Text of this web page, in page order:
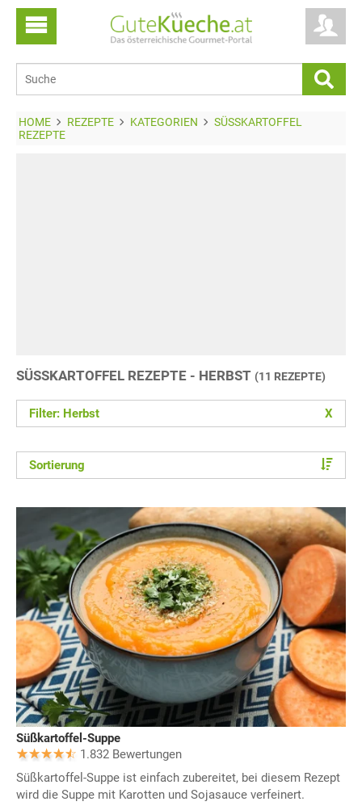
HOME REZEPTE KATEGORIEN
SÜSSKARTOFFEL R
EZEPTE
SÜSSKARTOFFEL REZEPTE - HERBST (11 REZEPTE)
Filter: Herbst X
Sortierung
Süßkartoffel-Suppe
1.832 Bewertungen
Süßkartoffel-Suppe ist einfach zubereitet, bei diesem Rezept
wird die Suppe mit Karotten und Sojasauce verfeinert.